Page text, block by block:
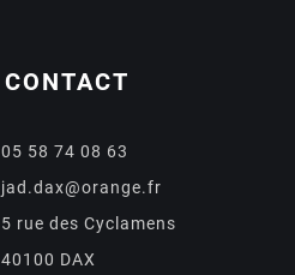
CONTACT
05 58 74 08 63
jad.dax@orange.fr
5 rue des Cyclamens
40100 DAX